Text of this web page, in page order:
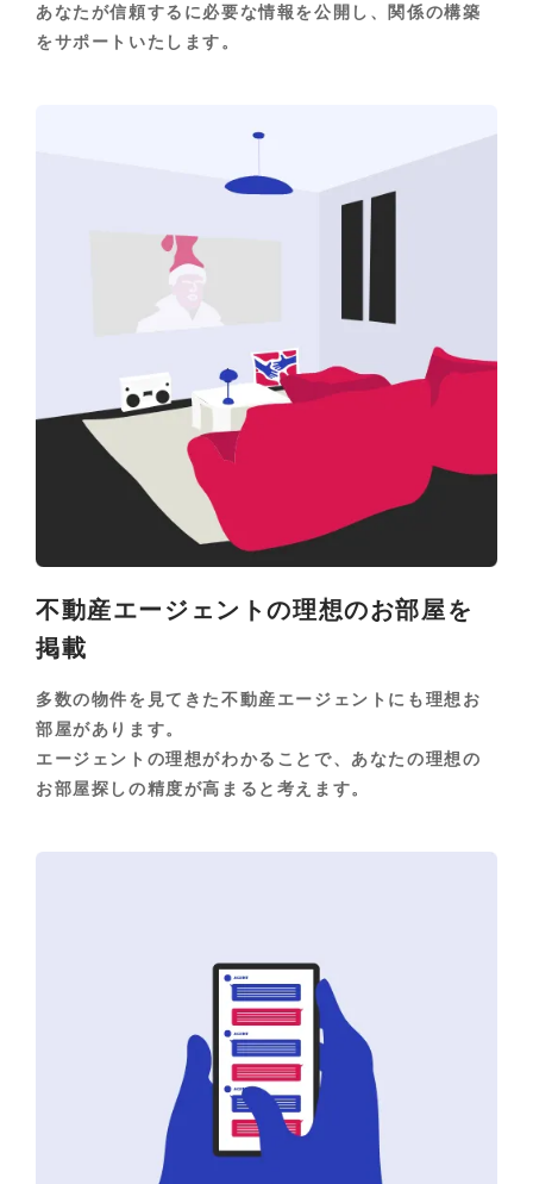
あなたが信頼するに必要な情報を公開し、関係の構築
をサポートいたします。
不動産エージェントの理想のお部屋を
掲載
多数の物件を見てきた不動産エージェントにも理想お
部屋があります。
エージェントの理想がわかることで、あなたの理想の
お部屋探しの精度が高まると考えます。